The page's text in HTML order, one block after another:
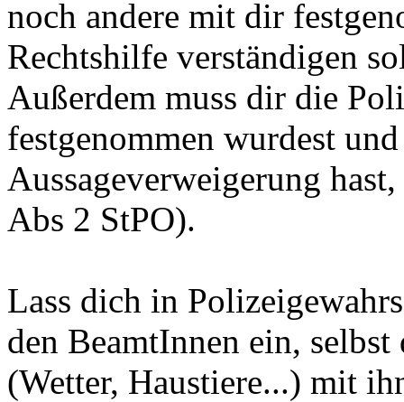
noch andere mit dir
Rechtshilfe verständigen
Außerdem muss dir die
festgenommen wurdest
Aussageverweigerung
Abs 2 StPO).
Lass dich in
den BeamtInnen ein, selbst
(Wetter, Haustiere...) mit